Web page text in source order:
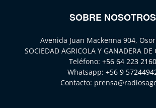
SOBRE NOSOTROS
Avenida Juan Mackenna 904,
SOCIEDAD AGRICOLA Y GANADERA DE
Teléfono: +56 64 223 2160
Whatsapp: +56 9
Contacto: